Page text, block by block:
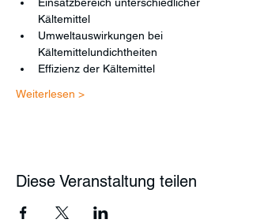
Kältemittel
Umweltauswirkungen bei
Kältemittelundichtheiten
Effizienz der Kältemittel
Weiterlesen >
Diese Veranstaltung teilen